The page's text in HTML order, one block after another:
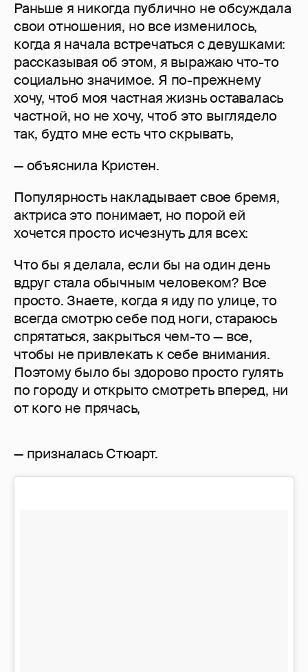
Раньше я никогда публично не обсуждала
свои отношения, но все изменилось,
когда я начала встречаться с девушками:
рассказывая об этом, я выражаю что-то
социально значимое. Я по-прежнему
хочу, чтоб моя частная жизнь оставалась
частной, но не хочу, чтоб это выглядело
так, будто мне есть что скрывать,
— объяснила Кристен.
Популярность накладывает свое бремя,
актриса это понимает, но порой ей
хочется просто исчезнуть для всех:
Что бы я делала, если бы на один день
вдруг стала обычным человеком? Все
просто. Знаете, когда я иду по улице, то
всегда смотрю себе под ноги, стараюсь
спрятаться, закрыться чем-то — все,
чтобы не привлекать к себе внимания.
Поэтому было бы здорово просто гулять
по городу и открыто смотреть вперед, ни
от кого не прячась,
— призналась Стюарт.